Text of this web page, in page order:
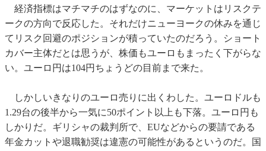
経済指標はマチマチのはずなのに、マーケットはリスクテ
ークの方向で反応した。それだけニューヨークの休みを通じ
てリスク回避のポジションが積っていたのだろう。ショート
カバー主体だとは思うが、株価もユーロもまったく下がらな
い。ユーロ円は104円ちょうどの目前まで来た。
しかしいきなりのユーロ売りに出くわした。ユーロドルも
1.29台の後半から一気に50ポイント以上も下落。ユーロ円も
しかりだ。ギリシャの裁判所で、EUなどからの要請である
年金カットや退職勧奨は違憲の可能性があるというのだ。国